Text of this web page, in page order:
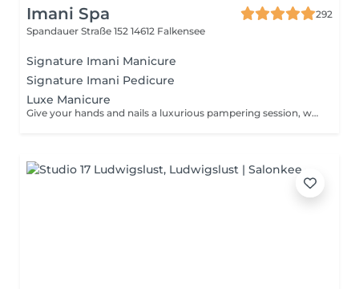
Imani Spa
292
Spandauer Straße 152 14612 Falkensee
Signature Imani Manicure
Signature Imani Pedicure
Luxe Manicure
Give your hands and nails a luxurious pampering session, which includes trimming, shaping, cuticle care, cleansing, exfoliation, intense moisturisation, and application of nail polish.